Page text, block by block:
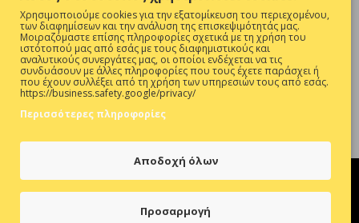
Συμπληρώστε την επαλήθευση captcha παρακάτω
Έχω Διαβάσει Και Αποδέχομαι Τους
Hosted & Supported by
Χρησιμοποιούμε cookies για την εξατομίκευση του περιεχομένου,
των διαφημίσεων και την ανάλυση της επισκεψιμότητάς μας.
Μοιραζόμαστε επίσης πληροφορίες σχετικά με τη χρήση του
ιστότοπού μας από εσάς με τους διαφημιστικούς και
αναλυτικούς συνεργάτες μας, οι οποίοι ενδέχεται να τις
συνδυάσουν με άλλες πληροφορίες που τους έχετε παράσχει ή
που έχουν συλλέξει από τη χρήση των υπηρεσιών τους από εσάς.
https://business.safety.google/privacy/
Περισσότερες πληροφορίες
Αποδοχή όλων
Προσαρμογή